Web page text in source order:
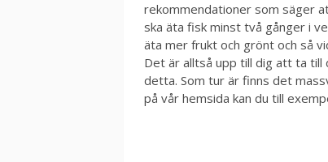
rekommendationer som säger
ska äta fisk minst två gånger i
äta mer frukt och grönt och så
Det är alltså upp till dig att ta till
detta. Som tur är finns det
på vår hemsida kan du till